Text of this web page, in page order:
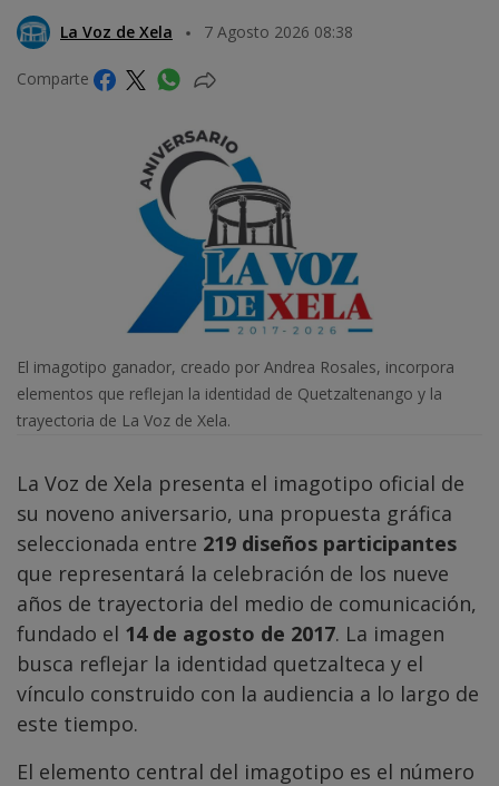
La Voz de Xela 7 Agosto 2026 08:38
Comparte
El imagotipo ganador, creado por Andrea Rosales, incorpora
elementos que reflejan la identidad de Quetzaltenango y la
trayectoria de La Voz de Xela.
La Voz de Xela presenta el imagotipo oficial de
su noveno aniversario, una propuesta gráfica
seleccionada entre 219 diseños participantes
que representará la celebración de los nueve
años de trayectoria del medio de comunicación,
fundado el 14 de agosto de 2017. La imagen
busca reflejar la identidad quetzalteca y el
vínculo construido con la audiencia a lo largo de
este tiempo.
El elemento central del imagotipo es el número